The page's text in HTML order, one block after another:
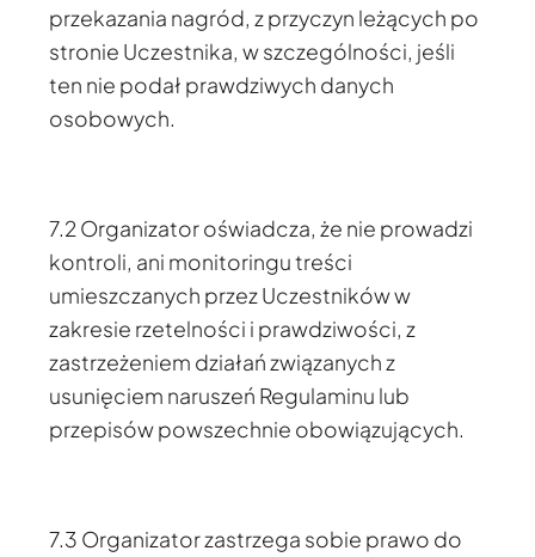
przekazania nagród, z przyczyn leżących po
stronie Uczestnika, w szczególności, jeśli
ten nie podał prawdziwych danych
osobowych.
7.2 Organizator oświadcza, że nie prowadzi
kontroli, ani monitoringu treści
umieszczanych przez Uczestników w
zakresie rzetelności i prawdziwości, z
zastrzeżeniem działań związanych z
usunięciem naruszeń Regulaminu lub
przepisów powszechnie obowiązujących.
7.3 Organizator zastrzega sobie prawo do